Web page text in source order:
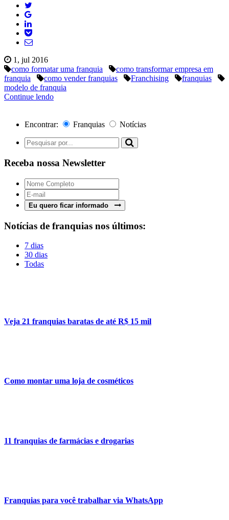
1, jul 2016
como formatar uma franquia
como transformar empresa em
franquia
como vender franquias Franchising
franquias
modelo de franquia
Continue lendo
Encontrar: Franquias Notícias
Receba nossa Newsletter
Eu quero ficar informado
Notícias de franquias nos últimos:
7 dias
30 dias
Todas
Veja 21 franquias baratas de até R$ 15 mil
Como montar uma loja de cosméticos
11 franquias de farmácias e drogarias
Franquias para você trabalhar via WhatsApp